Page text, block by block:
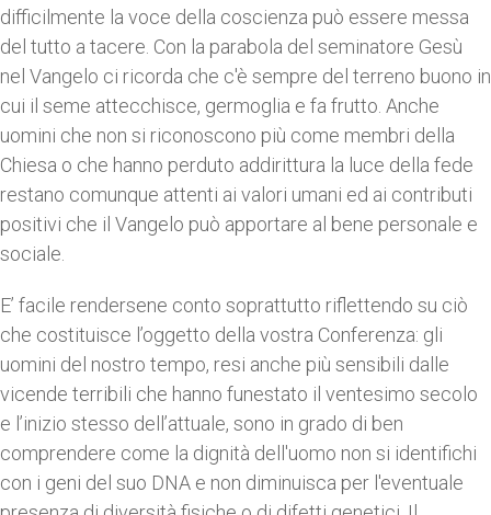
difficilmente la voce della coscienza può essere messa
del tutto a tacere. Con la parabola del seminatore Gesù
nel Vangelo ci ricorda che c'è sempre del terreno buono in
cui il seme attecchisce, germoglia e fa frutto. Anche
uomini che non si riconoscono più come membri della
Chiesa o che hanno perduto addirittura la luce della fede
restano comunque attenti ai valori umani ed ai contributi
positivi che il Vangelo può apportare al bene personale e
sociale.
E’ facile rendersene conto soprattutto riflettendo su ciò
che costituisce l’oggetto della vostra Conferenza: gli
uomini del nostro tempo, resi anche più sensibili dalle
vicende terribili che hanno funestato il ventesimo secolo
e l’inizio stesso dell’attuale, sono in grado di ben
comprendere come la dignità dell'uomo non si identifichi
con i geni del suo DNA e non diminuisca per l'eventuale